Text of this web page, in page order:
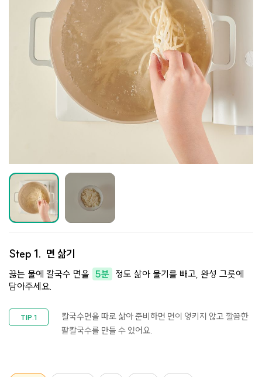
Step 1. 면 삶기
끓는 물에 칼국수 면을 5분 정도 삶아 물기를 빼고, 완성 그릇에
담아주세요.
칼국수면을 따로 삶아 준비하면 면이 엉키지 않고 깔끔한
팥칼국수를 만들 수 있어요.